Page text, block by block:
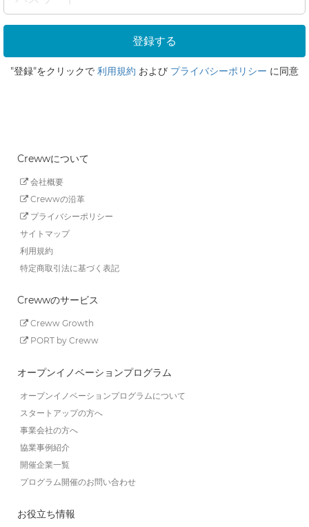
"登録"をクリックで 利用規約 および プライバシーポリシー に同意
Crewwについて
会社概要
Crewwの沿革
プライバシーポリシー
サイトマップ
利用規約
特定商取引法に基づく表記
Crewwのサービス
Creww Growth
PORT by Creww
オープンイノベーションプログラム
オープンイノベーションプログラムについて
スタートアップの方へ
事業会社の方へ
協業事例紹介
開催企業一覧
プログラム開催のお問い合わせ
お役立ち情報